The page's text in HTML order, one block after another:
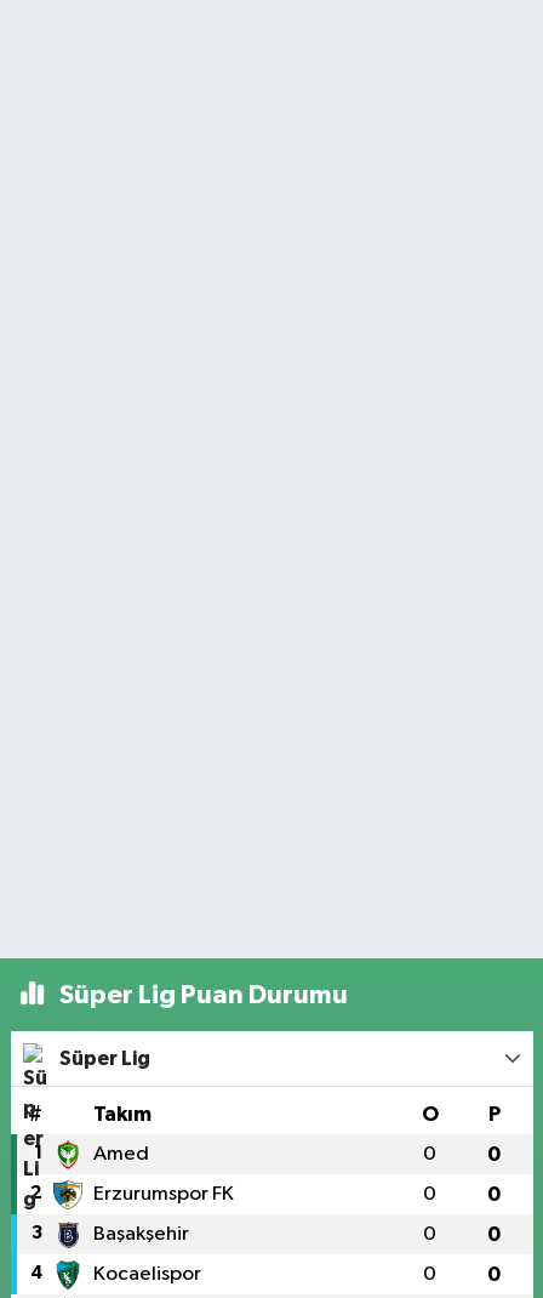
Süper Lig Puan Durumu
Süper Lig
# Takım O P
1 Amed 0 0
2 Erzurumspor FK 0 0
3 Başakşehir 0 0
4 Kocaelispor 0 0